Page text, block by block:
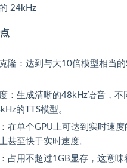
24kHz
隆：达到与大10倍模型相当的
：生成清晰的48kHz语音，不
的TTS模型。
在单个GPU上可达到实时速
甚至快于实时速度。
占用不超过1GB显存，这意味